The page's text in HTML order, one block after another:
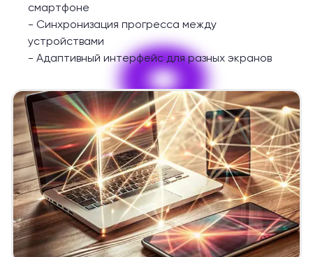
9
смартфоне
- Синхронизация прогресса между
устройствами
- Адаптивный интерфейс для разных экранов